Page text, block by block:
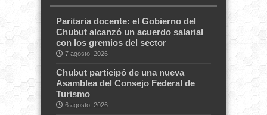
Paritaria docente: el Gobierno del
Chubut alcanzó un acuerdo salarial
con los gremios del sector
7 agosto, 2026
Chubut participó de una nueva
Asamblea del Consejo Federal de
Turismo
6 agosto, 2026